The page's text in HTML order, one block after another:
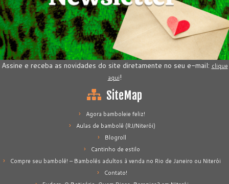
Assine e receba as novidades do site diretamente no seu e-mail: clique
aqui!
SiteMap
Agora bamboleie feliz!
Aulas de bambolê (RJ/Niterói)
Blogroll
Cantinho de estilo
Compre seu bambolê! – Bambolês adultos à venda no Rio de Janeiro ou Niterói
Contato!